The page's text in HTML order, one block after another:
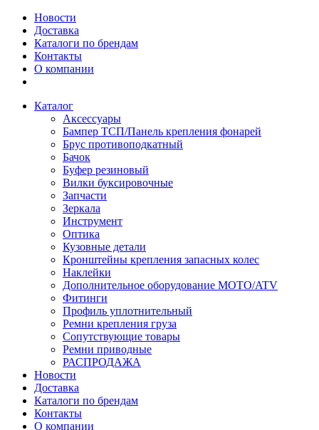
Новости
Доставка
Каталоги по брендам
Контакты
О компании
Каталог
Аксессуары
Бампер ТСП/Панель крепления фонарей
Брус противоподкатный
Бачок
Буфер резиновый
Вилки буксировочные
Запчасти
Зеркала
Инструмент
Оптика
Кузовные детали
Кронштейны крепления запасных колес
Наклейки
Дополнительное оборудование MOTO/ATV
Фитинги
Профиль уплотнительный
Ремни крепления груза
Сопутствующие товары
Ремни приводные
РАСПРОДАЖА
Новости
Доставка
Каталоги по брендам
Контакты
О компании